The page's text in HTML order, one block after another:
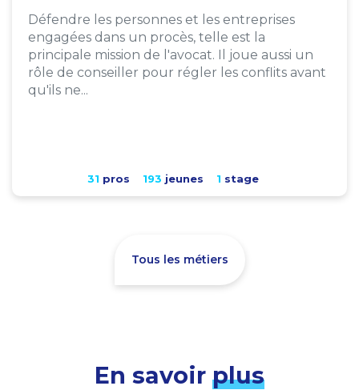
Défendre les personnes et les entreprises
engagées dans un procès, telle est la
principale mission de l'avocat. Il joue aussi un
rôle de conseiller pour régler les conflits avant
qu'ils ne...
31 pros 193 jeunes 1 stage
Tous les métiers
En savoir plus